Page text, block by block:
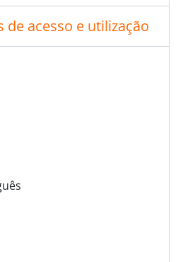
de acesso e utilização